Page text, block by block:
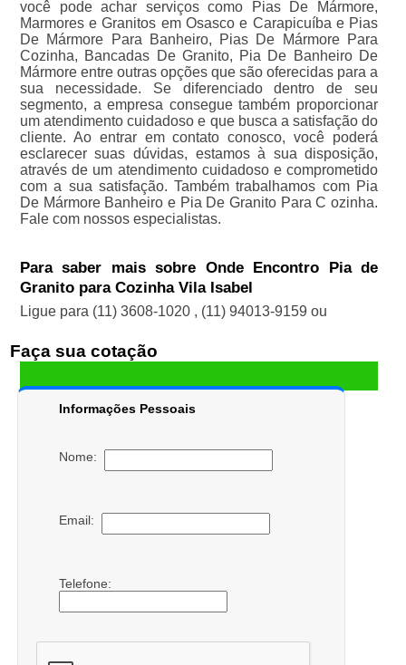
você pode achar serviços como Pias De Mármore,
Marmores e Granitos em Osasco e Carapicuíba e Pias
De Mármore Para Banheiro, Pias De Mármore Para
Cozinha, Bancadas De Granito, Pia De Banheiro De
Mármore entre outras opções que são oferecidas para a
sua necessidade. Se diferenciado dentro de seu
segmento, a empresa consegue também proporcionar
um atendimento cuidadoso e que busca a satisfação do
cliente. Ao entrar em contato conosco, você poderá
esclarecer suas dúvidas, estamos à sua disposição,
através de um atendimento cuidadoso e comprometido
com a sua satisfação. Também trabalhamos com Pia
De Mármore Banheiro e Pia De Granito Para C ozinha.
Fale com nossos especialistas.
Para saber mais sobre Onde Encontro Pia de
Granito para Cozinha Vila Isabel
Ligue para (11) 3608-1020 , (11) 94013-9159 ou
Faça sua cotação
Informações Pessoais
Nome:
Email:
Telefone: